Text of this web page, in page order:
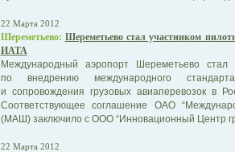
22 Марта 2012
Шереметьево: Шереметьево стал участником
ИАТА
Международный аэропорт Шереметьево стал
по внедрению международного
и сопровождения грузовых авиаперевозок в
Соответствующее соглашение ОАО
(МАШ) заключило с ООО “Инновационный Центр
22 Марта 2012